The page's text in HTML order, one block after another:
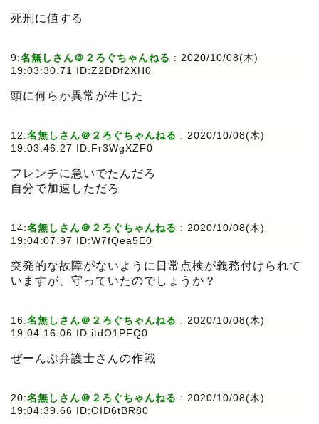
死刑に値する
9:名無しさん＠２ろぐちゃんねる : 2020/10/08(木)
19:03:30.71 ID:Z2DDf2XH0
頭に何らか異常が生じた
12:名無しさん＠２ろぐちゃんねる : 2020/10/08(木)
19:03:46.27 ID:Fr3WgXZF0
フレンチに急いでたんだろ
自分で加速しただろ
14:名無しさん＠２ろぐちゃんねる : 2020/10/08(木)
19:04:07.97 ID:W7fQea5E0
突発的な故障がないように日常点検が義務付けられて
いますが、守っていたのでしょうか？
16:名無しさん＠２ろぐちゃんねる : 2020/10/08(木)
19:04:16.06 ID:itdO1PFQ0
ぜーんぶ弁護士さんの作戦
20:名無しさん＠２ろぐちゃんねる : 2020/10/08(木)
19:04:39.66 ID:OID6tBR80